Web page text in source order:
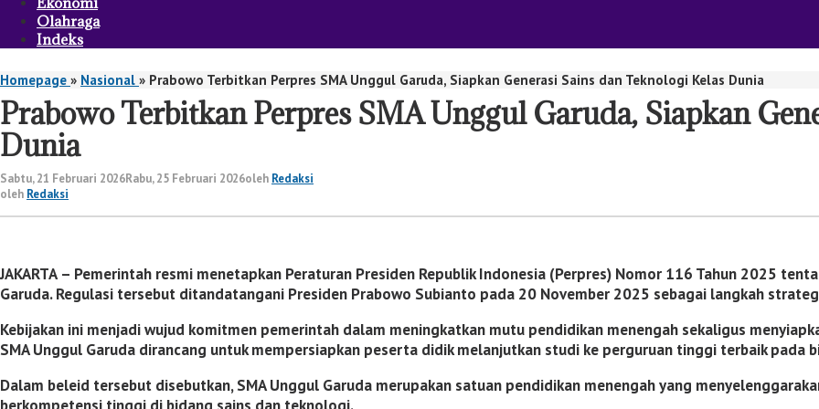
Olahraga
Indeks
Homepage » Nasional » Prabowo Terbitkan Perpres SMA Unggul Garuda, Siapkan Generasi Sains dan Teknologi Kelas Dunia
Prabowo Terbitkan Perpres SMA Unggul Garuda, Siapkan
Dunia
Sabtu, 21 Februari 2026Rabu, 25 Februari 2026oleh Redaksi
oleh Redaksi
JAKARTA – Pemerintah resmi menetapkan Peraturan Presiden Republik Indonesia (Perpres) Nomor 116 Tahun 2025
Garuda. Regulasi tersebut ditandatangani Presiden Prabowo Subianto pada 20 November 2025 sebagai langkah
Kebijakan ini menjadi wujud komitmen pemerintah dalam meningkatkan mutu pendidikan menengah sekaligus
SMA Unggul Garuda dirancang untuk mempersiapkan peserta didik melanjutkan studi ke perguruan tinggi terbaik pada
Dalam beleid tersebut disebutkan, SMA Unggul Garuda merupakan satuan pendidikan menengah yang